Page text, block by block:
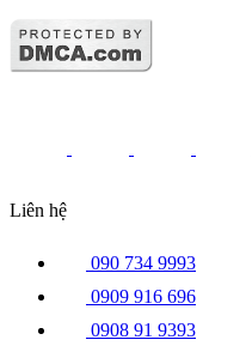
Liên hệ
090 734 9993
0909 916 696
0908 91 9393